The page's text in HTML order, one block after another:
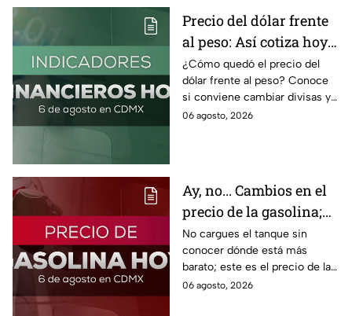
Precio del dólar frente
al peso: Así cotiza hoy 6
de agosto 2026
¿Cómo quedó el precio del
dólar frente al peso? Conoce
si conviene cambiar divisas y
cómo el flujo en el estrecho de
06 agosto, 2026
Ay, no... Cambios en el
precio de la gasolina;
así quedó HOY
No cargues el tanque sin
conocer dónde está más
barato; este es el precio de la
gasolina para hoy jueves 6 de
06 agosto, 2026